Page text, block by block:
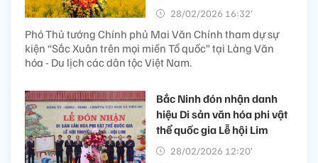
28/02/2026 16:32’
Phó Thủ tướng Chính phủ Mai Văn Chính tham dự sự
kiện “Sắc Xuân trên mọi miền Tổ quốc” tại Làng Văn
hóa - Du lịch các dân tộc Việt Nam.
Bắc Ninh đón nhận danh
hiệu Di sản văn hóa phi vật
thể quốc gia Lễ hội Lim
28/02/2026 12:20’